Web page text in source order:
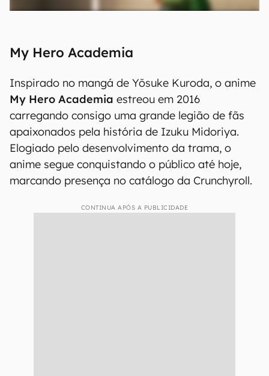
My Hero Academia
Inspirado no mangá de Yōsuke Kuroda, o anime
My Hero Academia estreou em 2016
carregando consigo uma grande legião de fãs
apaixonados pela história de Izuku Midoriya.
Elogiado pelo desenvolvimento da trama, o
anime segue conquistando o público até hoje,
marcando presença no catálogo da Crunchyroll.
CONTINUA APÓS A PUBLICIDADE